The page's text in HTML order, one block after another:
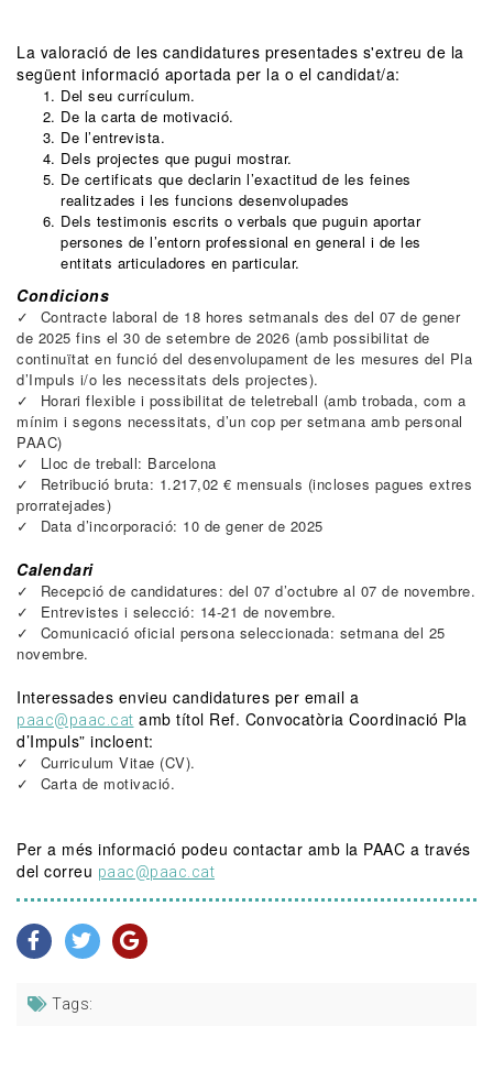
La valoració de les candidatures presentades s'extreu de la
següent informació aportada per la o el candidat/a:
Del seu currículum.
De la carta de motivació.
De l’entrevista.
Dels projectes que pugui mostrar.
De certificats que declarin l’exactitud de les feines
realitzades i les funcions desenvolupades
Dels testimonis escrits o verbals que puguin aportar
persones de l’entorn professional en general i de les
entitats articuladores en particular.
Condicions
Contracte laboral de 18 hores setmanals des del 07 de gener
de 2025 fins el 30 de setembre de 2026 (amb possibilitat de
continuïtat en funció del desenvolupament de les mesures del Pla
d’Impuls i/o les necessitats dels projectes).
Horari flexible i possibilitat de teletreball (amb trobada, com a
mínim i segons necessitats, d’un cop per setmana amb personal
PAAC)
Lloc de treball: Barcelona
Retribució bruta: 1.217,02 € mensuals (incloses pagues extres
prorratejades)
Data d’incorporació: 10 de gener de 2025
Calendari
Recepció de candidatures: del 07 d’octubre al 07 de novembre.
Entrevistes i selecció: 14-21 de novembre.
Comunicació oficial persona seleccionada: setmana del 25
novembre.
Interessades envieu candidatures per email a
paac@paac.cat amb títol Ref. Convocatòria Coordinació Pla
d’Impuls” incloent:
Curriculum Vitae (CV).
Carta de motivació.
Per a més informació podeu contactar amb la PAAC a través
del correu paac@paac.cat
Tags: